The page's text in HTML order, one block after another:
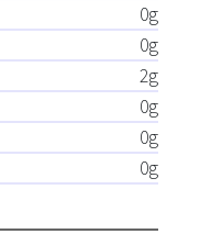
0g
0g
2g
0g
0g
0g